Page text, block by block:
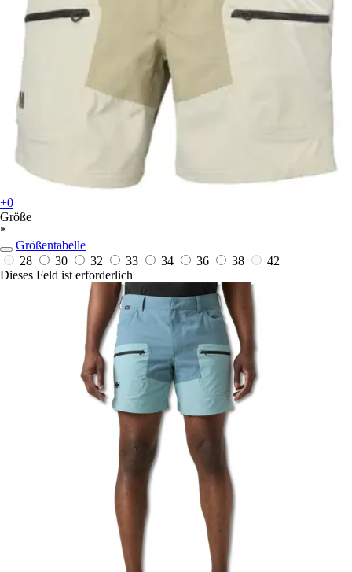
+0
Größe
*
Größentabelle
28
30 32 33 34 36 38
42
Dieses Feld ist erforderlich